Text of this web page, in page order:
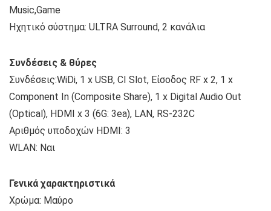
Music,Game
Ηχητικό σύστημα: ULTRA Surround, 2 κανάλια
Συνδέσεις & θύρες
Συνδέσεις:WiDi, 1 x USB, CI Slot, Είσοδος RF x 2, 1 x
Component In (Composite Share), 1 x Digital Audio Out
(Optical), HDMI x 3 (6G: 3ea), LAN, RS-232C
Αριθμός υποδοχών HDMI: 3
WLAN: Ναι
Γενικά χαρακτηριστικά
Χρώμα: Μαύρο